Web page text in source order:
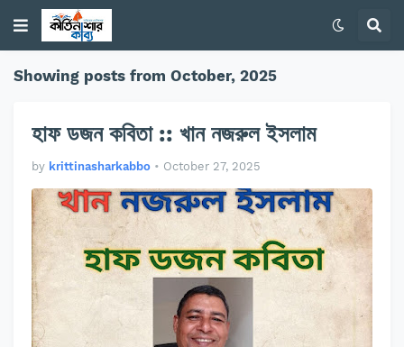
Showing posts from October, 2025
হাফ ডজন কবিতা :: খান নজরুল ইসলাম
by krittinasharkabbo • October 27, 2025